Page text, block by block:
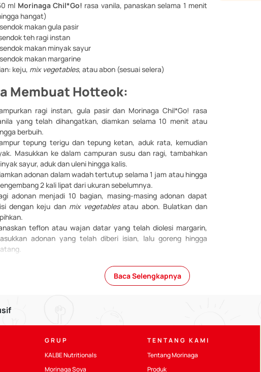
ml Morinaga Chil*Go! rasa vanila, panaskan selama 1 menit
hangat)
makan gula pasir
teh ragi instan
makan minyak sayur
makan margarine
keju, mix vegetables, atau abon (sesuai selera)
Membuat Hotteok:
ragi instan, gula pasir dan Morinaga Chil*Go! rasa
yang telah dihangatkan, diamkan selama 10 menit atau
berbuih.
tepung terigu dan tepung ketan, aduk rata, kemudian
Masukkan ke dalam campuran susu dan ragi, tambahkan
sayur, aduk dan uleni hingga kalis.
adonan dalam wadah tertutup selama 1 jam atau hingga
2 kali lipat dari ukuran sebelumnya.
adonan menjadi 10 bagian, masing-masing adonan dapat
dengan keju dan mix vegetablesatau abon. Bulatkan dan
teflon atau wajan datar yang telah diolesi margarin,
adonan yang telah diberi isian, lalu goreng hingga
dengan Morinaga Chil*Go!rasa melon madu.
tidak kehabisan ide lagi, Bunda bisa mengunjungi
resep camilan bergizi untuk anak. Selamat mencoba!
Baca Selengkapnya
Si Kecil.
GRUP
KALBE Nutritionals
Morinaga Soya
TENTANG KAMI
Tentang Morinaga
Produk